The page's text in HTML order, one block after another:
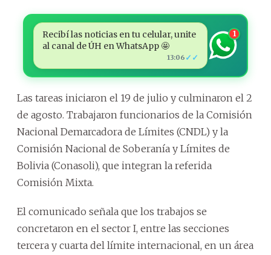
Recibí las noticias en tu celular, unite
al canal de ÚH en WhatsApp 🤩
13:06 ✓✓
1
Las tareas iniciaron el 19 de julio y culminaron el 2
de agosto. Trabajaron funcionarios de la Comisión
Nacional Demarcadora de Límites (CNDL) y la
Comisión Nacional de Soberanía y Límites de
Bolivia (Conasoli), que integran la referida
Comisión Mixta.
El comunicado señala que los trabajos se
concretaron en el sector I, entre las secciones
tercera y cuarta del límite internacional, en un área